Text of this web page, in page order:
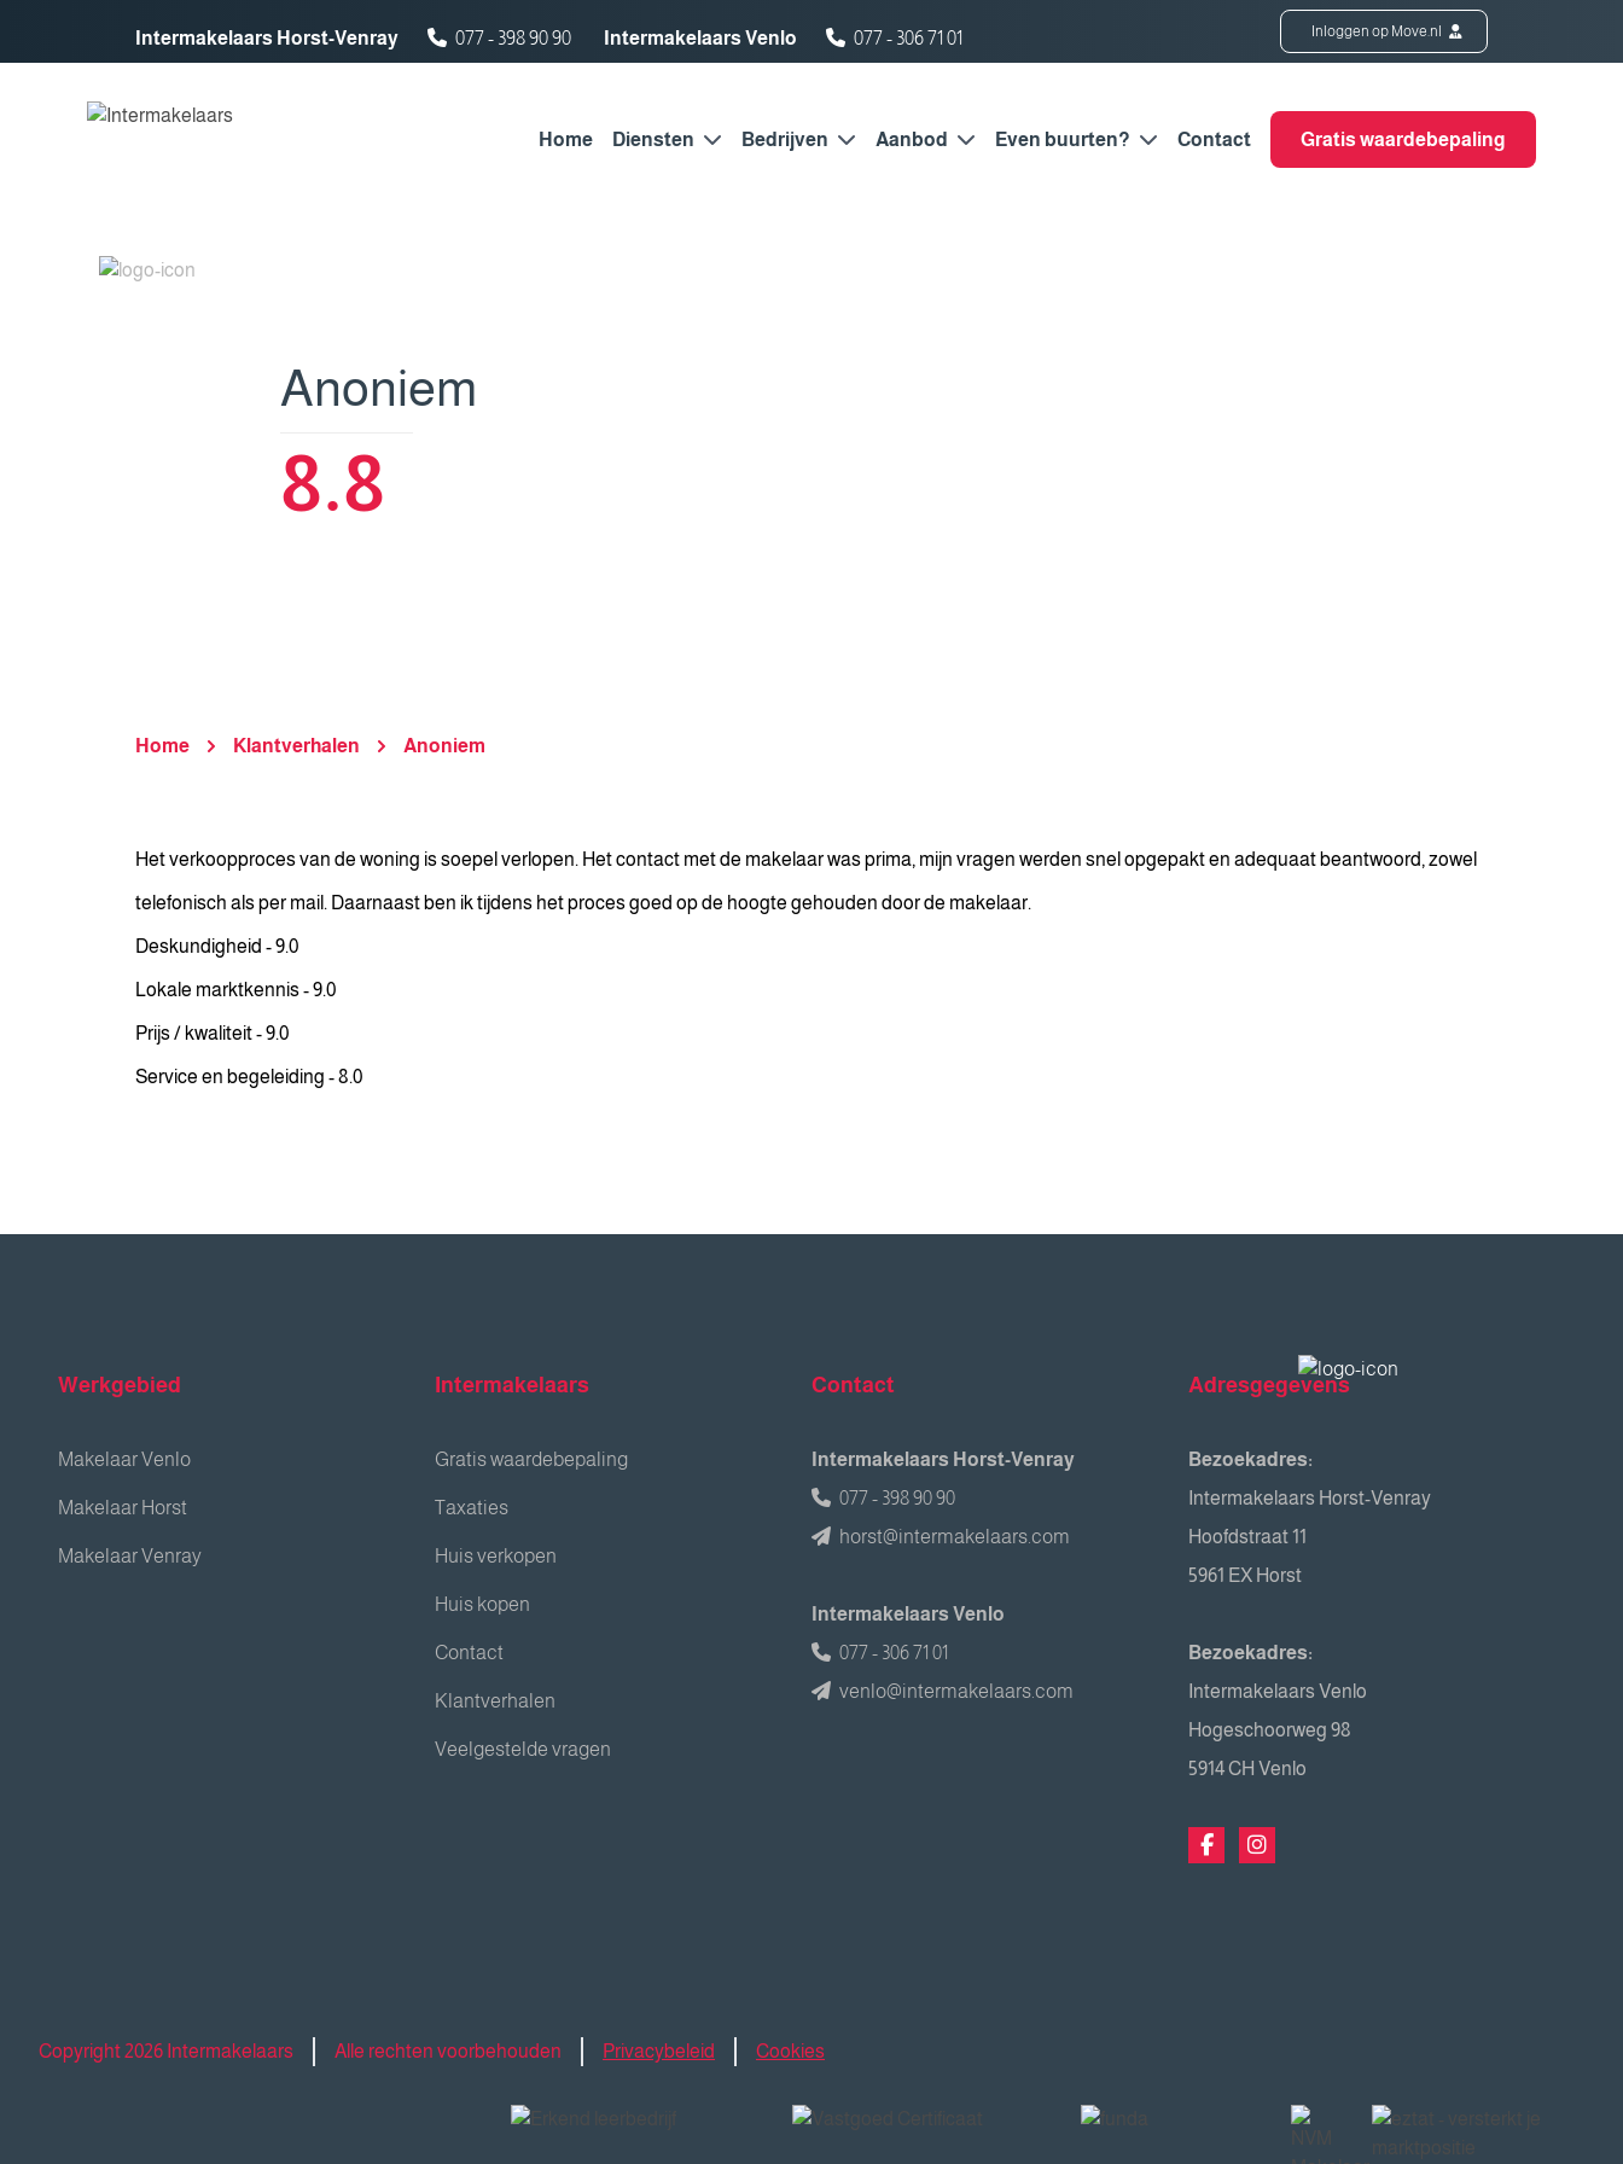
Intermakelaars Horst-Venray
077 - 398 90 90 Intermakelaars Venlo 077 - 306 71 01 Inloggen op Move.nl
Home Diensten Bedrijven Aanbod Even buurten? Contact Gratis waardebepaling
Anoniem
8.8
Home Klantverhalen Anoniem
Het verkoopproces van de woning is soepel verlopen. Het contact met de makelaar was prima, mijn vragen werden snel opgepakt en adequaat beantwoord, zowel
telefonisch als per mail. Daarnaast ben ik tijdens het proces goed op de hoogte gehouden door de makelaar.
Deskundigheid - 9.0
Lokale marktkennis - 9.0
Prijs / kwaliteit - 9.0
Service en begeleiding - 8.0
Werkgebied
Makelaar Venlo
Makelaar Horst
Makelaar Venray
Intermakelaars
Gratis waardebepaling
Taxaties
Huis verkopen
Huis kopen
Contact
Klantverhalen
Veelgestelde vragen
Contact
Intermakelaars Horst-Venray
077 - 398 90 90
horst@intermakelaars.com
Intermakelaars Venlo
077 - 306 71 01
venlo@intermakelaars.com
Adresgegevens
Bezoekadres:
Intermakelaars Horst-Venray
Hoofdstraat 11
5961 EX Horst
Bezoekadres:
Intermakelaars Venlo
Hogeschoorweg 98
5914 CH Venlo
Copyright 2026 Intermakelaars Alle rechten voorbehouden Privacybeleid Cookies